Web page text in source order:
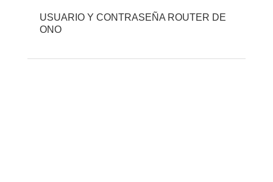
USUARIO Y CONTRASEÑA ROUTER DE
ONO